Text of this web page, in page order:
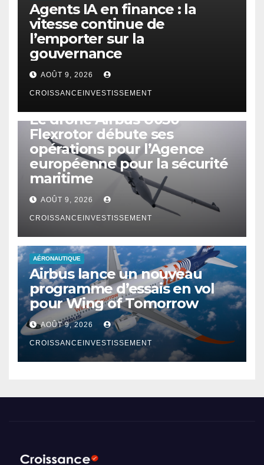
Agents IA en finance : la
vitesse continue de
l’emporter sur la
gouvernance
AOÛT 9, 2026
CROISSANCEINVESTISSEMENT
Le drone Airbus U030
Flexrotor débute ses
opérations pour l’Agence
européenne pour la sécurité
maritime
AOÛT 9, 2026
CROISSANCEINVESTISSEMENT
AÉRONAUTIQUE
Airbus lance un nouveau
programme d’essais en vol
pour Wing of Tomorrow
AOÛT 9, 2026
CROISSANCEINVESTISSEMENT